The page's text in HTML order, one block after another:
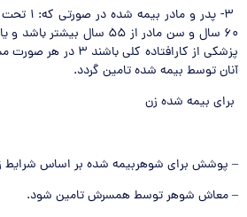
۶۰ سال و سن مادر از ۵۵ سال
آنان توسط بیمه شده تامین گردد.
برای بیمه شده زن
– پوشش برای شوهربیمه شده بر اساس شرایط
– معاش شوهر توسط همسرش تامین شود.